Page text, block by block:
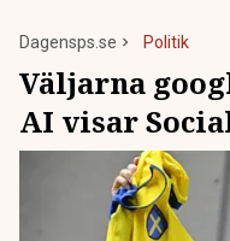
Dagensps.se Politik
Väljarna
AI visar